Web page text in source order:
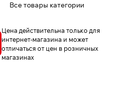
Все товары категории
Цена действительна только для
интернет-магазина и может
отличаться от цен в розничных
магазинах